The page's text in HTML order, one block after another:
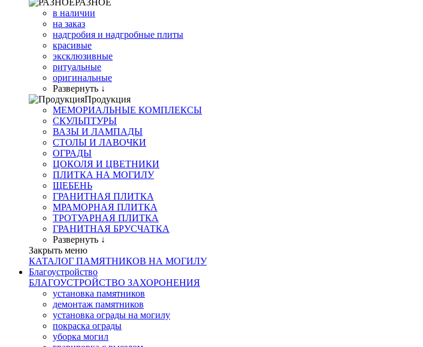
РАЗНОЕ
в наличии
на заказ
надгробия и надгробные плиты
красивые
эксклюзивные
ритуальные
оригинальные
Развернуть ↓
Продукция
МЕМОРИАЛЬНЫЕ КОМПЛЕКСЫ
СКУЛЬПТУРЫ
ВАЗЫ И ЛАМПАДЫ
СТОЛЫ И ЛАВОЧКИ
ОГРАДЫ
ЦОКОЛЯ И ЦВЕТНИКИ
ПЛИТКА НА МОГИЛУ
ЩЕБЕНЬ
ГРАНИТНАЯ ПЛИТКА
МРАМОРНАЯ ПЛИТКА
ТРОТУАРНАЯ ПЛИТКА
ГРАНИТНАЯ БРУСЧАТКА
Развернуть ↓
Закрыть меню
КАТАЛОГ ПАМЯТНИКОВ НА МОГИЛУ
Благоустройство
БЛАГОУСТРОЙСТВО ЗАХОРОНЕНИЯ
установка памятников
демонтаж памятников
установка ограды на могилу
покраска ограды
уборка могил